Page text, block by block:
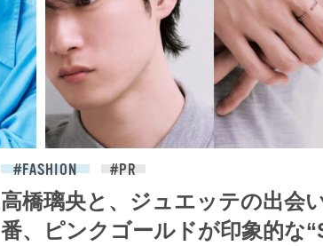
2026.07.27
FASHION
高橋璃央と、ジュエッテの出会
番、ピンクゴールドが印象的な